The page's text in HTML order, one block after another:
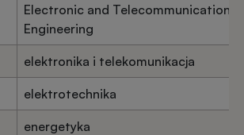
Electronic and Telecommunication
Engineering
elektronika i telekomunikacja
elektrotechnika
energetyka